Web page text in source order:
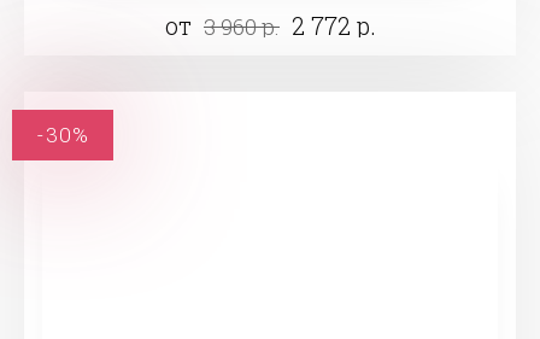
от 3 960 р. 2 772 р.
-30%